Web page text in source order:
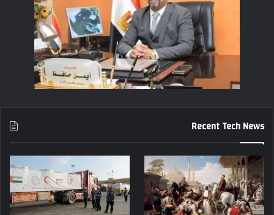
Recent Tech News